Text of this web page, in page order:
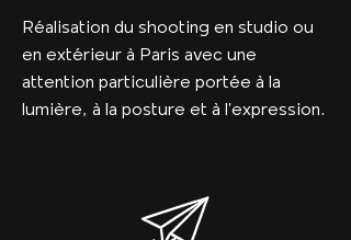
Réalisation du shooting en studio ou
en extérieur à Paris avec une
attention particulière portée à la
lumière, à la posture et à l’expression.